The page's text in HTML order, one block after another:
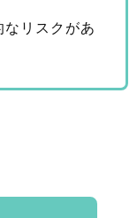
なリスクがあ